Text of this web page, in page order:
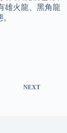
雄火龍、黑角龍
NEXT